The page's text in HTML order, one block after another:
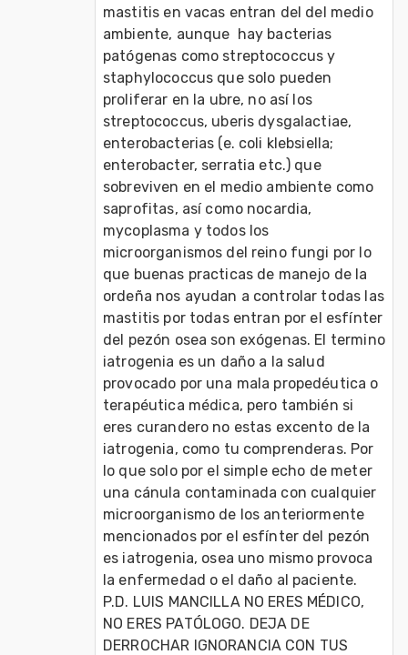
mastitis en vacas entran del del medio
ambiente, aunque  hay bacterias
patógenas como streptococcus y
staphylococcus que solo pueden
proliferar en la ubre, no así los
streptococcus, uberis dysgalactiae,
enterobacterias (e. coli klebsiella;
enterobacter, serratia etc.) que
sobreviven en el medio ambiente como
saprofitas, así como nocardia,
mycoplasma y todos los
microorganismos del reino fungi por lo
que buenas practicas de manejo de la
ordeña nos ayudan a controlar todas las
mastitis por todas entran por el esfínter
del pezón osea son exógenas. El termino
iatrogenia es un daño a la salud
provocado por una mala propedéutica o
terapéutica médica, pero también si
eres curandero no estas excento de la
iatrogenia, como tu comprenderas. Por
lo que solo por el simple echo de meter
una cánula contaminada con cualquier
microorganismo de los anteriormente
mencionados por el esfínter del pezón
es iatrogenia, osea uno mismo provoca
la enfermedad o el daño al paciente.
P.D. LUIS MANCILLA NO ERES MÉDICO,
NO ERES PATÓLOGO. DEJA DE
DERROCHAR IGNORANCIA CON TUS